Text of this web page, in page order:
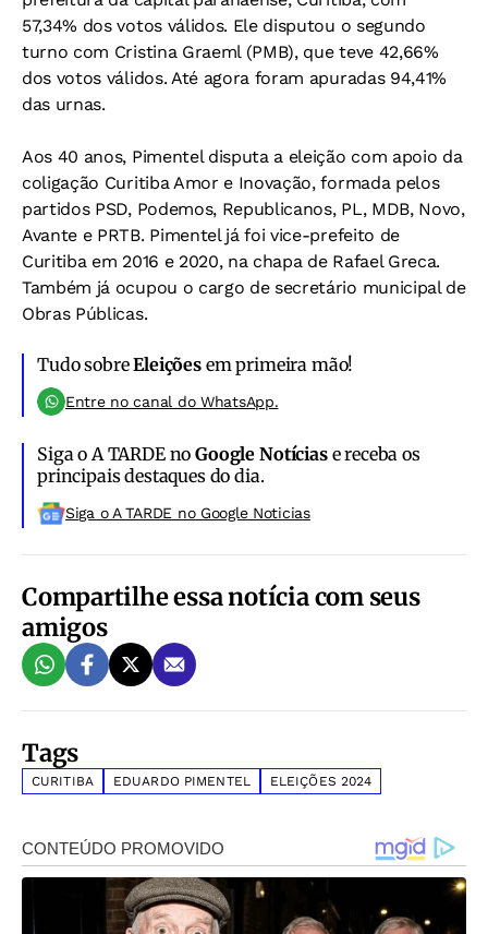
57,34% dos votos válidos. Ele disputou o segundo
turno com Cristina Graeml (PMB), que teve 42,66%
dos votos válidos. Até agora foram apuradas 94,41%
das urnas.
Aos 40 anos, Pimentel disputa a eleição com apoio da
coligação Curitiba Amor e Inovação, formada pelos
partidos PSD, Podemos, Republicanos, PL, MDB, Novo,
Avante e PRTB. Pimentel já foi vice-prefeito de
Curitiba em 2016 e 2020, na chapa de Rafael Greca.
Também já ocupou o cargo de secretário municipal de
Obras Públicas.
Tudo sobreEleiçõesem primeira mão!
Entre no canal do WhatsApp.
Siga o A TARDE noGoogle Notíciase receba os
principais destaques do dia.
Siga o A TARDE no Google Noticias
Compartilhe essa notícia com seus
amigos
Tags
CURITIBA EDUARDO PIMENTEL ELEIÇÕES 2024